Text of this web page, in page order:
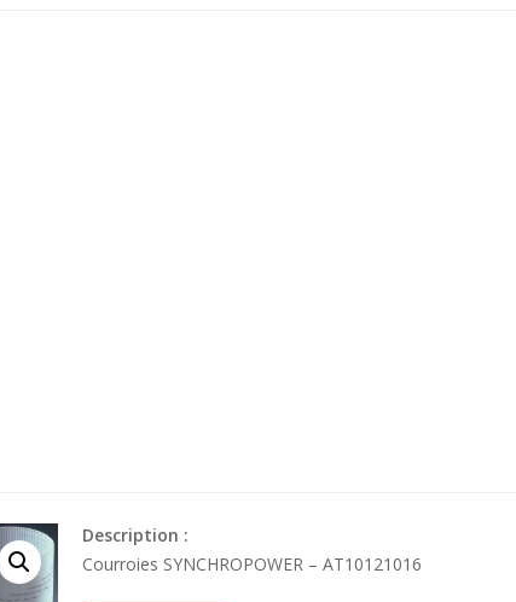
Description :
Courroies SYNCHROPOWER – AT10121016